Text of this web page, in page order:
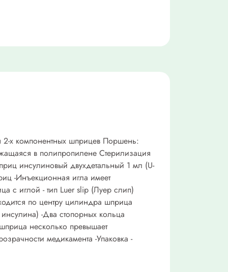
х компонентных шприцев Поршень:
в полипропилене Стерилизация
инсулиновый двухдетальный 1 мл (U-
-Инъекционная игла имеет
с иглой - тип Luer slip (Луер слип)
по центру цилиндра шприца
-Два стопорных кольца
несколько превышает
медикамента -Упаковка -